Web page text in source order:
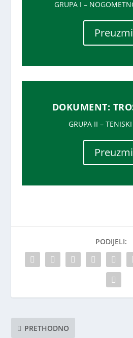
GRUPA I –
Preuzmi
DOKUMENT:
GRUPA II –
Preuzmi
PODIJELI:
PRETHODNO